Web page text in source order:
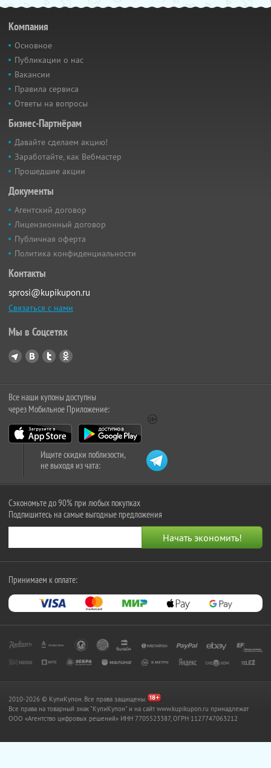
Компания
Основное
Публикации о нас
Вакансии
Правила сервиса
Ответы на вопросы
Бизнес-Партнёрам
Давайте сделаем акцию!
Заработайте, как Вебмастер
Прошедшие акции
Документы
Агентский договор
Лицензионный договор
Публичная оферта
Политика конфиденциальности
Контакты
sprosi@kupikupon.ru
Связаться с нами
Мы в Соцсетях
Все наши купоны доступны
через Мобильное Приложение:
Ищите скидки поблизости,
не выходя из чата:
Сэкономьте до 90% при любых покупках
Подпишитесь на самые выгодные предложения
Принимаем к оплате:
2010-2026 © КупиКупон. Все права защищены.
Все права на товарный знак "КупиКупон" и на сайт www.kupikupon.ru принадлежат
OOO «Агентство цифровых решений» ИНН 7705523387, ОГРН 1127747063212